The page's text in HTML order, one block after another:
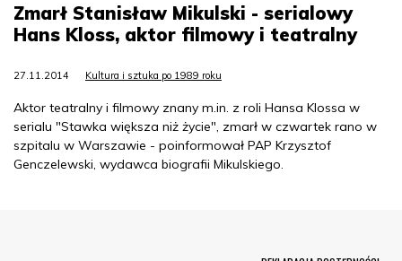
Zmarł Stanisław Mikulski - serialowy
Hans Kloss, aktor filmowy i teatralny
27.11.2014 Kultura i sztuka po 1989 roku
Aktor teatralny i filmowy znany m.in. z roli Hansa Klossa w
serialu "Stawka większa niż życie", zmarł w czwartek rano w
szpitalu w Warszawie - poinformował PAP Krzysztof
Genczelewski, wydawca biografii Mikulskiego.